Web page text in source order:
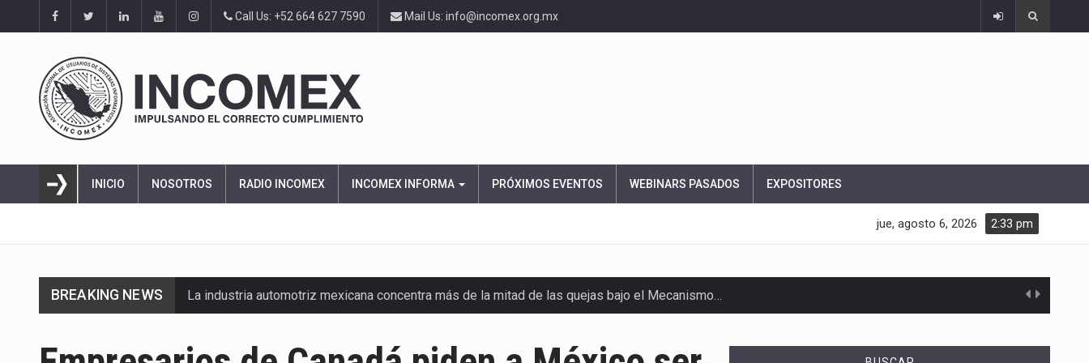
Call Us: +52 664 627 7590 Mail Us: info@incomex.org.mx
INICIO NOSOTROS RADIO INCOMEX INCOMEX INFORMA PRÓXIMOS EVENTOS WEBINARS PASADOS EXPOSITORES
2:33 pm
jue, agosto 6, 2026
BREAKING NEWS La industria automotriz mexicana concentra más de la mitad de las quejas bajo el Mecanismo…